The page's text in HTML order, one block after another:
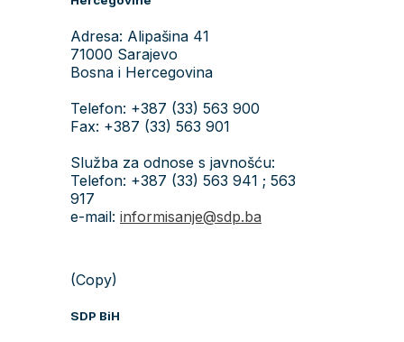
Adresa: Alipašina 41
71000 Sarajevo
Bosna i Hercegovina
Telefon: +387 (33) 563 900
Fax: +387 (33) 563 901
Služba za odnose s javnošću:
Telefon: +387 (33) 563 941 ; 563
917
e-mail: informisanje@sdp.ba
(Copy)
SDP BiH